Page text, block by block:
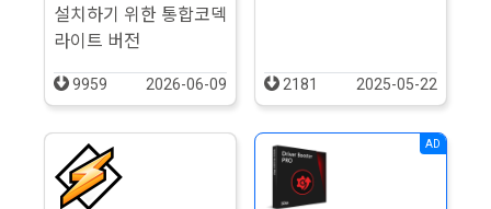
설치하기 위한 통합코덱
라이트 버전
9959 2026-06-09 2181 2025-05-22
AD